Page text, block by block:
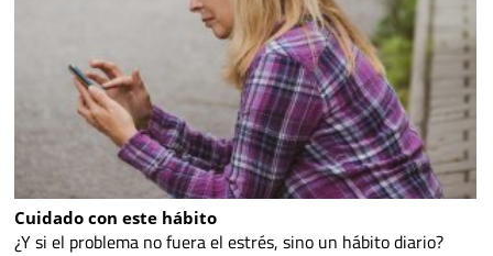
Cuidado con este hábito
¿Y si el problema no fuera el estrés, sino un hábito diario?